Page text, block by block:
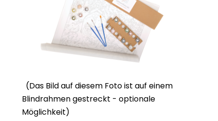
(Das Bild auf diesem Foto ist auf einem
Blindrahmen gestreckt - optionale
Möglichkeit)